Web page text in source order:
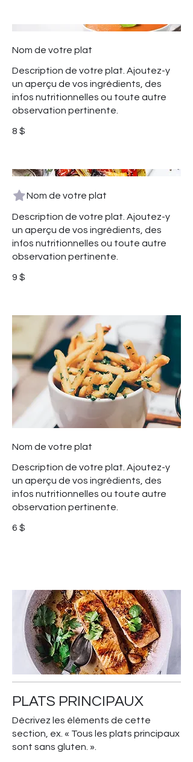
Nom de votre plat
Description de votre plat. Ajoutez-y
un aperçu de vos ingrédients, des
infos nutritionnelles ou toute autre
observation pertinente.
8 $
Nom de votre plat
Description de votre plat. Ajoutez-y
un aperçu de vos ingrédients, des
infos nutritionnelles ou toute autre
observation pertinente.
9 $
Nom de votre plat
Description de votre plat. Ajoutez-y
un aperçu de vos ingrédients, des
infos nutritionnelles ou toute autre
observation pertinente.
6 $
PLATS PRINCIPAUX
Décrivez les éléments de cette
section, ex. « Tous les plats principaux
sont sans gluten. ».